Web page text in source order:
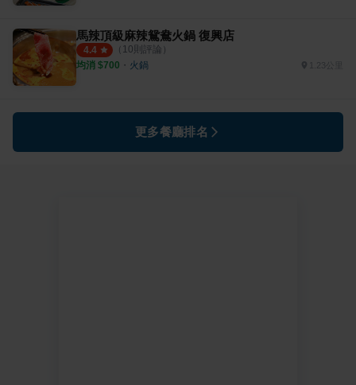
馬辣頂級麻辣鴛鴦火鍋 復興店
4.4 （ 10則評論）
均消 $700 ・ 火鍋 1.23公里
更多餐廳排名